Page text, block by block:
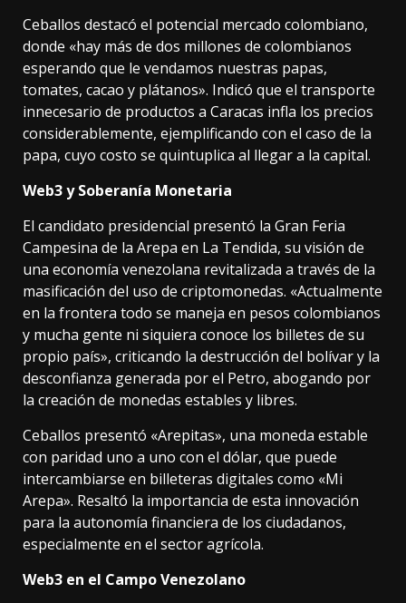
Ceballos destacó el potencial mercado colombiano,
donde «hay más de dos millones de colombianos
esperando que le vendamos nuestras papas,
tomates, cacao y plátanos». Indicó que el transporte
innecesario de productos a Caracas infla los precios
considerablemente, ejemplificando con el caso de la
papa, cuyo costo se quintuplica al llegar a la capital.
Web3 y Soberanía Monetaria
El candidato presidencial presentó la Gran Feria
Campesina de la Arepa en La Tendida, su visión de
una economía venezolana revitalizada a través de la
masificación del uso de criptomonedas. «Actualmente
en la frontera todo se maneja en pesos colombianos
y mucha gente ni siquiera conoce los billetes de su
propio país», criticando la destrucción del bolívar y la
desconfianza generada por el Petro, abogando por
la creación de monedas estables y libres.
Ceballos presentó «Arepitas», una moneda estable
con paridad uno a uno con el dólar, que puede
intercambiarse en billeteras digitales como «Mi
Arepa». Resaltó la importancia de esta innovación
para la autonomía financiera de los ciudadanos,
especialmente en el sector agrícola.
Web3 en el Campo Venezolano